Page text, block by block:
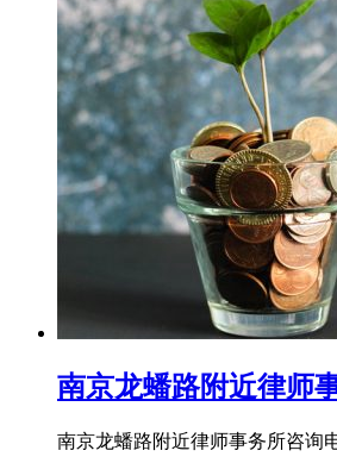
南京龙蟠路附近律师
南京龙蟠路附近律师事务所咨询